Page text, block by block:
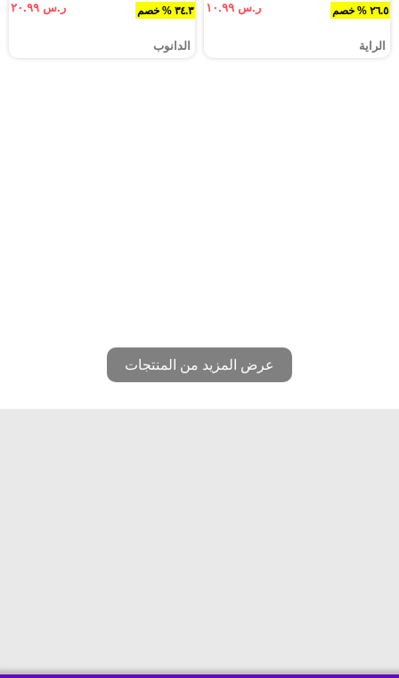
٢٦.٥ % خصم ر.س ١٠.٩٩
الراية
٣٤.٣ % خصم ر.س ٢٠.٩٩
الدانوب
عرض المزيد من المنتجات